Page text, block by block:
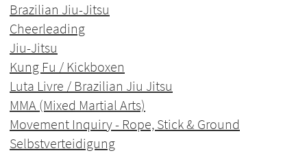
Brazilian Jiu-Jitsu
Cheerleading
Jiu-Jitsu
Kung Fu / Kickboxen
Luta Livre / Brazilian Jiu Jitsu
MMA (Mixed Martial Arts)
Movement Inquiry - Rope, Stick & Ground
Selbstverteidigung